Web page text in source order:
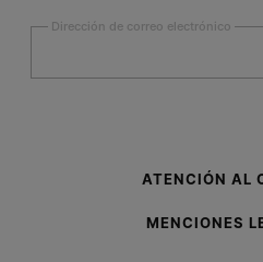
Dirección de correo electrónico
nota informativa,
ATENCIÓN AL
MENCIONES